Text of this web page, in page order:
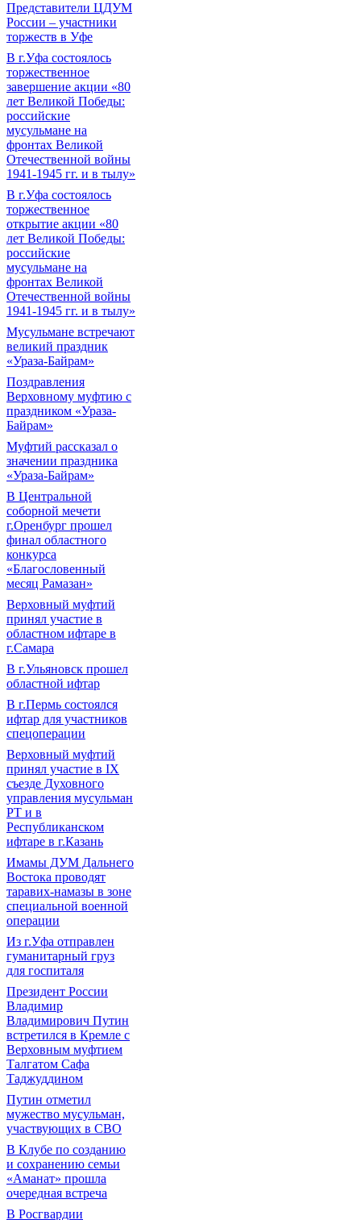
Представители ЦДУМ
России – участники
торжеств в Уфе
В г.Уфа состоялось
торжественное
завершение акции «80
лет Великой Победы:
российские
мусульмане на
фронтах Великой
Отечественной войны
1941-1945 гг. и в тылу»
В г.Уфа состоялось
торжественное
открытие акции «80
лет Великой Победы:
российские
мусульмане на
фронтах Великой
Отечественной войны
1941-1945 гг. и в тылу»
Мусульмане встречают
великий праздник
«Ураза-Байрам»
Поздравления
Верховному муфтию с
праздником «Ураза-
Байрам»
Муфтий рассказал о
значении праздника
«Ураза-Байрам»
В Центральной
соборной мечети
г.Оренбург прошел
финал областного
конкурса
«Благословенный
месяц Рамазан»
Верховный муфтий
принял участие в
областном ифтаре в
г.Самара
В г.Ульяновск прошел
областной ифтар
В г.Пермь состоялся
ифтар для участников
спецоперации
Верховный муфтий
принял участие в IХ
съезде Духовного
управления мусульман
РТ и в
Республиканском
ифтаре в г.Казань
Имамы ДУМ Дальнего
Востока проводят
таравих-намазы в зоне
специальной военной
операции
Из г.Уфа отправлен
гуманитарный груз
для госпиталя
Президент России
Владимир
Владимирович Путин
встретился в Кремле с
Верховным муфтием
Талгатом Сафа
Таджуддином
Путин отметил
мужество мусульман,
участвующих в СВО
В Клубе по созданию
и сохранению семьи
«Аманат» прошла
очередная встреча
В Росгвардии